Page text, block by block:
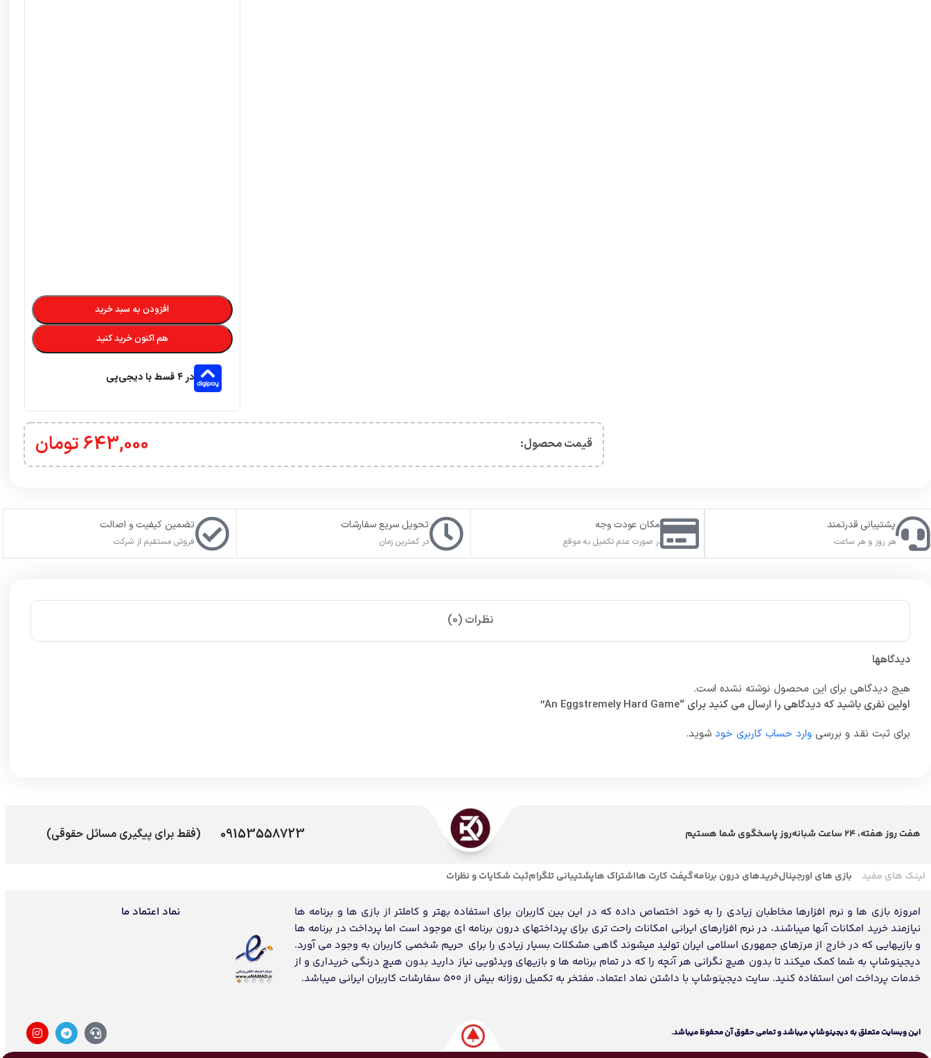
افزودن به سبد خرید
هم اکنون خرید کنید
در ۴ قسط با دیجی‌پی
قیمت محصول:​ 643,000تومان
پشتیبانی قدرتمند
هر روز و هر ساعت
امکان عودت وجه
در صورت عدم تکمیل به موقع
تحویل سریع سفارشات
در کمترین زمان
تضمین کیفیت و اصالت
فروش مستقیم از شرکت
نظرات (0)
دیدگاهها
هیچ دیدگاهی برای این محصول نوشته نشده است.
اولین نفری باشید که دیدگاهی را ارسال می کنید برای “An Eggstremely Hard Game”
برای ثبت نقد و بررسی وارد حساب کاربری خود شوید.
هفت روز هفته، 24 ساعت شبانه‌روز پاسخگوی شما هستیم 09153558723 (فقط برای پیگیری مسائل حقوقی)
لینک های مفید بازی های اورجینالخریدهای درون برنامهگیفت کارت هااشتراک هاپشتیبانی تلگرامثبت شکایات و نظرات
امروزه بازی ها و نرم افزارها مخاطبان زیادی را به خود اختصاص داده که در این بین کاربران برای استفاده بهتر و کاملتر از بازی ها و برنامه ها
نیازمند خرید امکانات آنها میباشند، در نرم افزارهای ایرانی امکانات راحت تری برای پرداختهای درون برنامه ای موجود است اما پرداخت در برنامه ها
و بازیهایی که در خارج از مرزهای جمهوری اسلامی ایران تولید میشوند گاهی مشکلات بسیار زیادی را برای حریم شخصی کاربران به وجود می آورد.
دیجینوشاپ به شما کمک میکند تا بدون هیچ نگرانی هر آنچه را که در تمام برنامه ها و بازیهای ویدئویی نیاز دارید بدون هیچ درنگی خریداری و از
خدمات پرداخت امن استفاده کنید. سایت دیجینوشاپ با داشتن نماد اعتماد، مفتخر به تکمیل روزانه بیش از 500 سفارشات کاربران ایرانی میباشد.
نماد اعتماد ما
اين وبسايت متعلق به دیجینوشاپ ميباشد و تمامی حقوق آن محفوظ ميباشد.